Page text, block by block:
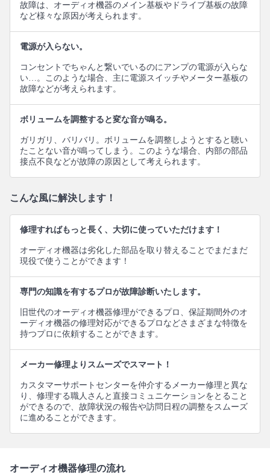
故障は、オーディオ機器のメイン基板やドライブ基板の故障
など様々な原因が考えられます。
電源が入らない。
コンセントでちゃんと繋いでいるのにアンプの電源が入らな
い…。このような場合、主に電源スイッチやメーター基板の
故障などが考えられます。
ボリュームを調整すると変な音が鳴る。
ガリガリ、バリバリ。ボリュームを調整しようとすると聴い
たことない音が鳴ってしまう。このような場合、内部の部品
接点不良などが故障の原因として考えられます。
こんな風に解決します！
修理すればもっと長く、大切に使っていただけます！
オーディオ機器は劣化した部品を取り替えることでまだまだ
現役で使うことができます！
専門の知識を有するプロが故障診断いたします。
旧世代のオーディオ機器修理ができるプロ、保証期間外のオ
ーディオ機器の修理対応ができるプロなどさまざまな特徴を
持つプロに依頼することができます。
メーカー修理よりスムーズでスマート！
カスタマーサポートセンターを仲介するメーカー修理と異な
り、修理する職人さんと直接コミュニケーションをとること
ができるので、故障状況の報告や訪問日程の調整をスムーズ
に進めることができます。
オーディオ機器修理の流れ